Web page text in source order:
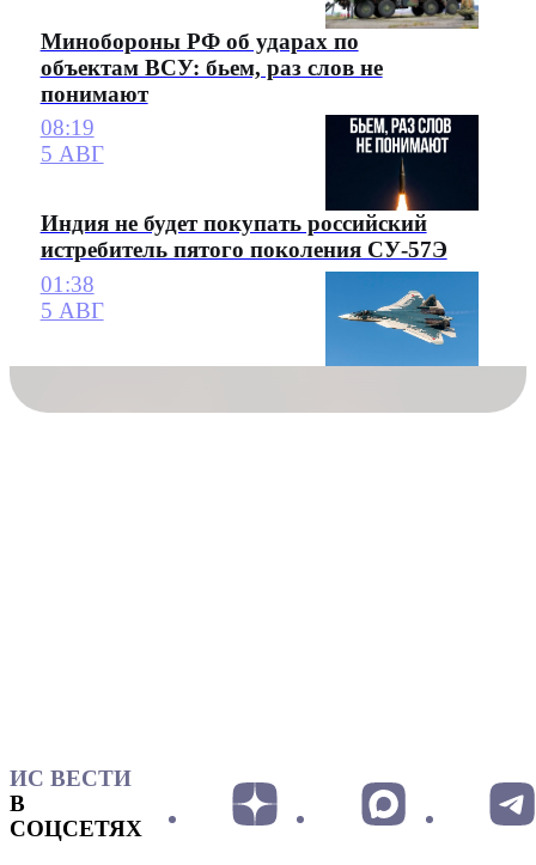
Минобороны РФ об ударах по
объектам ВСУ: бьем, раз слов не
понимают
08:19
5 АВГ
Индия не будет покупать российский
истребитель пятого поколения СУ-57Э
01:38
5 АВГ
ИС ВЕСТИ
В
СОЦСЕТЯХ